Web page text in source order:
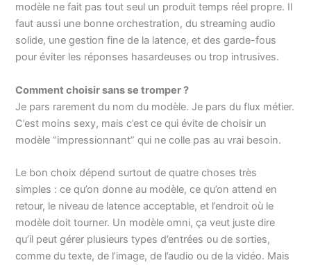
modèle ne fait pas tout seul un produit temps réel propre. Il
faut aussi une bonne orchestration, du streaming audio
solide, une gestion fine de la latence, et des garde-fous
pour éviter les réponses hasardeuses ou trop intrusives.
Comment choisir sans se tromper ?
Je pars rarement du nom du modèle. Je pars du flux métier.
C’est moins sexy, mais c’est ce qui évite de choisir un
modèle “impressionnant” qui ne colle pas au vrai besoin.
Le bon choix dépend surtout de quatre choses très
simples : ce qu’on donne au modèle, ce qu’on attend en
retour, le niveau de latence acceptable, et l’endroit où le
modèle doit tourner. Un modèle omni, ça veut juste dire
qu’il peut gérer plusieurs types d’entrées ou de sorties,
comme du texte, de l’image, de l’audio ou de la vidéo. Mais